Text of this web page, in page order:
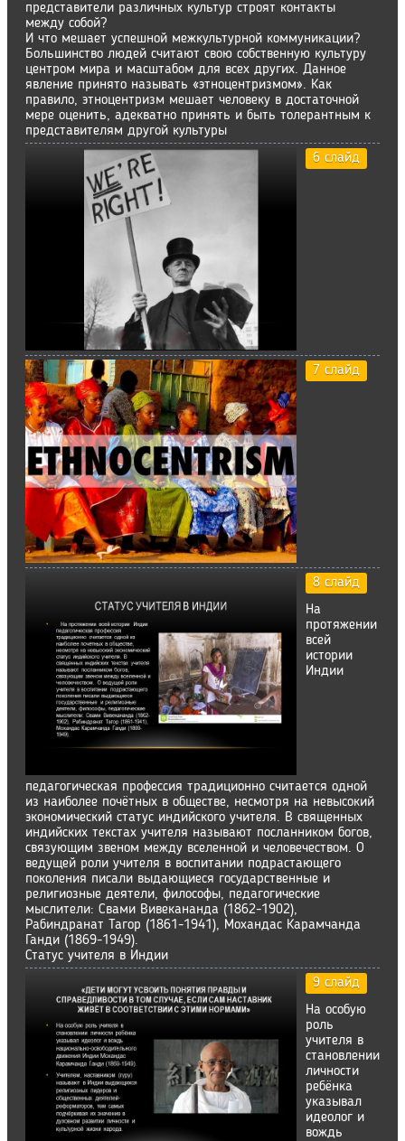
представители различных культур строят контакты
между собой?
И что мешает успешной межкультурной коммуникации?
Большинство людей считают свою собственную культуру
центром мира и масштабом для всех других. Данное
явление принято называть «этноцентризмом». Как
правило, этноцентризм мешает человеку в достаточной
мере оценить, адекватно принять и быть толерантным к
представителям другой культуры
6 слайд
7 слайд
8 слайд
На
протяжении
всей
истории
Индии
педагогическая профессия традиционно считается одной
из наиболее почётных в обществе, несмотря на невысокий
экономический статус индийского учителя. В священных
индийских текстах учителя называют посланником богов,
связующим звеном между вселенной и человечеством. О
ведущей роли учителя в воспитании подрастающего
поколения писали выдающиеся государственные и
религиозные деятели, философы, педагогические
мыслители: Свами Вивекананда (1862-1902),
Рабиндранат Тагор (1861-1941), Мохандас Карамчанда
Ганди (1869-1949).
Статус учителя в Индии
9 слайд
На особую
роль
учителя в
становлении
личности
ребёнка
указывал
идеолог и
вождь